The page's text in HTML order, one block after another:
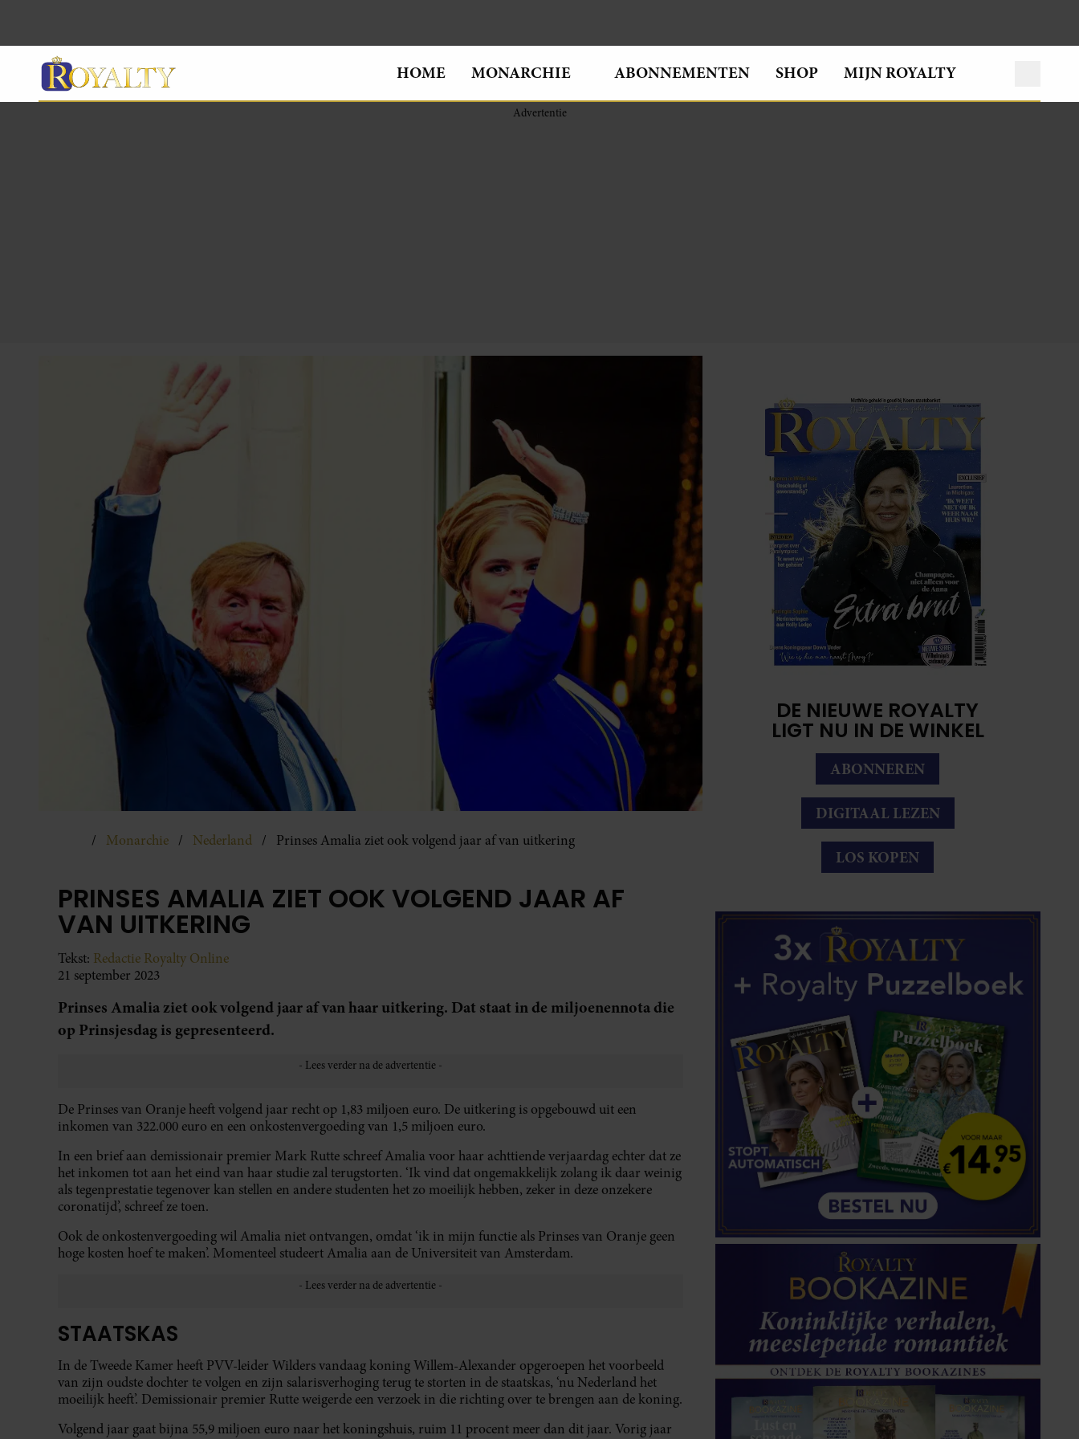
HOME MONARCHIE ABONNEMENTEN SHOP MIJN ROYALTY
Monarchie Nederland Prinses Amalia ziet ook volgend jaar af van uitkering
PRINSES AMALIA ZIET OOK VOLGEND JAAR AF
VAN UITKERING
Tekst: Redactie Royalty Online
21 september 2023
Prinses Amalia ziet ook volgend jaar af van haar uitkering. Dat staat in de miljoenennota die
op Prinsjesdag is gepresenteerd.
De Prinses van Oranje heeft volgend jaar recht op 1,83 miljoen euro. De uitkering is opgebouwd uit een
inkomen van 322.000 euro en een onkostenvergoeding van 1,5 miljoen euro.
In een brief aan demissionair premier Mark Rutte schreef Amalia voor haar achttiende verjaardag echter dat ze
het inkomen tot aan het eind van haar studie zal terugstorten. ‘Ik vind dat ongemakkelijk zolang ik daar weinig
als tegenprestatie tegenover kan stellen en andere studenten het zo moeilijk hebben, zeker in deze onzekere
coronatijd’, schreef ze toen.
Ook de onkostenvergoeding wil Amalia niet ontvangen, omdat ‘ik in mijn functie als Prinses van Oranje geen
hoge kosten hoef te maken’. Momenteel studeert Amalia aan de Universiteit van Amsterdam.
STAATSKAS
In de Tweede Kamer heeft PVV-leider Wilders vandaag koning Willem-Alexander opgeroepen het voorbeeld
van zijn oudste dochter te volgen en zijn salarisverhoging terug te storten in de staatskas, ‘nu Nederland het
moeilijk heeft’. Demissionair premier Rutte weigerde een verzoek in die richting over te brengen aan de koning.
Volgend jaar gaat bijna 55,9 miljoen euro naar het koningshuis, ruim 11 procent meer dan dit jaar. Vorig jaar
DE NIEUWE ROYALTY
LIGT NU IN DE WINKEL
ABONNEREN
DIGITAAL LEZEN
LOS KOPEN